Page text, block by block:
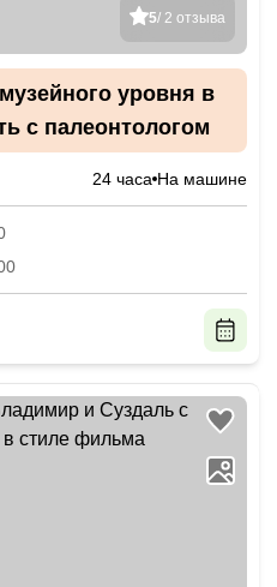
5/ 2 отзыва
уровня в
с палеонтологом
24 часа На машине